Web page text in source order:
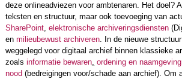
deze onlineadviezen voor ambtenaren. Het doel?
teksten en structuur, maar ook toevoeging van
SharePoint, elektronische archiveringsdiensten
en milieubewust archiveren. In de nieuwe
weggelegd voor digitaal archief binnen klassieke
zoals informatie bewaren, ordening en naamgeving
nood (bedreigingen voor/schade aan archief). Om